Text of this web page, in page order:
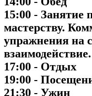
15:00 - Занятие
мастерству.
упражнения на
взаимодействие.
17:00 - Отдых
19:00 -
21:30 - Ужин